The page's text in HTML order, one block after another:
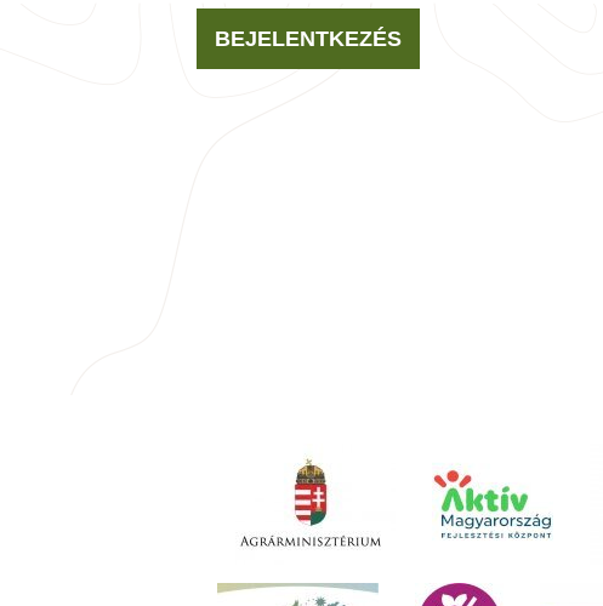
BEJELENTKEZÉS